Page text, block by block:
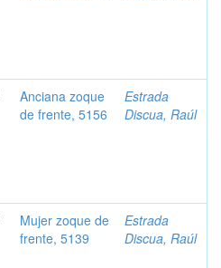
Anciana zoque
de frente, 5156
Estrada
Discua, Raúl
Mujer zoque de
frente, 5139
Estrada
Discua, Raúl